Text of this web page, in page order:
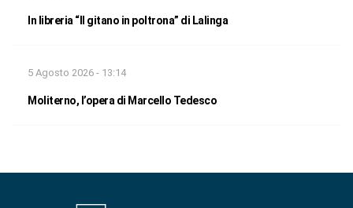
In libreria “Il gitano in poltrona” di Lalinga
5 Agosto 2026 - 13:14
Moliterno, l’opera di Marcello Tedesco